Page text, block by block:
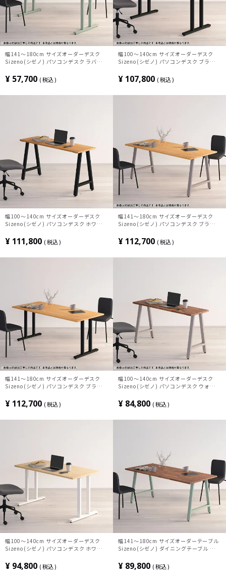
幅141～180cm サイズオーダーデスク
Sizeno(シゼノ) パソコンデスク ラバーウ
木 パソコンデスク 切り欠き オフィスデス
ク テレワークデスク 勉強机 おしゃれ 北
¥ 57,700 税込
幅100～140cm サイズオーダーデスク
Sizeno(シゼノ) パソコンデスク ブラック
天然木 パソコンデスク 切り欠き オフィス
デスク テレワークデスク 勉強机 おしゃれ
¥ 107,800 税込
幅100～140cm サイズオーダーデスク
Sizeno(シゼノ) パソコンデスク ホワイト
然木 パソコンデスク オフィスデスク テレ
ワークデスク 勉強机 おしゃれ ウッディモ
¥ 111,800 税込
幅141～180cm サイズオーダーデスク
Sizeno(シゼノ) パソコンデスク ブラック
天然木 パソコンデスク 切り欠き オフィス
デスク テレワークデスク 勉強机 おしゃれ
¥ 112,700 税込
幅141～180cm サイズオーダーデスク
Sizeno(シゼノ) パソコンデスク ブラック
天然木 パソコンデスク 切り欠き オフィス
デスク テレワークデスク 勉強机 おしゃれ
¥ 112,700 税込
幅100～140cm サイズオーダーデスク
Sizeno(シゼノ) パソコンデスク ウォール
然木 パソコンデスク 切り欠き オフィスデ
スク テレワークデスク 勉強机 おしゃれ
¥ 84,800 税込
幅100～140cm サイズオーダーデスク
Sizeno(シゼノ) パソコンデスク ホワイト
天然木 パソコンデスク 配線穴 オフィスデ
スク テレワークデスク 勉強机 おしゃれ
¥ 94,800 税込
幅141～180cm サイズオーダーテーブル
Sizeno(シゼノ) ダイニングテーブル ウォ
天然木 テーブル 長方形 食卓テーブル お
しゃれ ウッディモダン ダイニング ダーク
¥ 89,800 税込